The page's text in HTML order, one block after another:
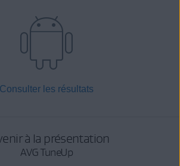
Consulter les résultats
à la présentation
AVG TuneUp